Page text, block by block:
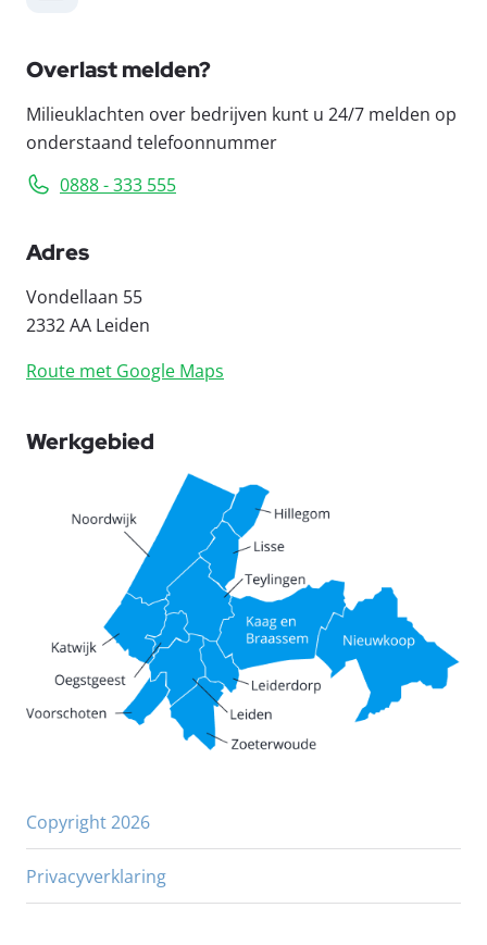
Overlast melden?
Milieuklachten over bedrijven kunt u 24/7 melden op
onderstaand telefoonnummer
0888 - 333 555
Adres
Vondellaan 55
2332 AA Leiden
Route met Google Maps
Werkgebied
Copyright 2026
Privacyverklaring